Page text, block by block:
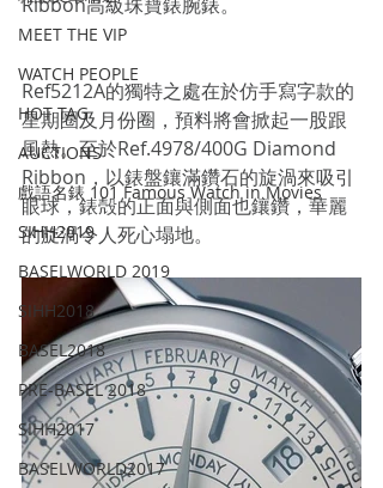
MEET THE VIP
WATCH PEOPLE
HOT TAG
AUCTIONS
戲語名錶 101 Famous Watch in Movies
SIHH2019
BASELWORLD 2019
SIHH2018
BASEL2018
PRE-BASEL 2018
SIHH2017
BASELWORLD2017
Ref5212A的獨特之處在於仿手寫字款的
星期圈及月份圈，預料將會掀起一股跟
風熱。至於Ref.4978/400G Diamond
Ribbon，以錶盤鑲滿鑽石的旋渦來吸引
眼球，錶殻的正面與側面也鑲鑽，華麗
的旋渦令人死心塌地。